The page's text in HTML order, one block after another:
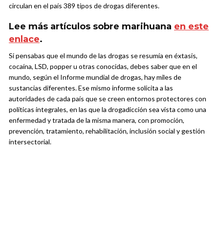
circulan en el país 389 tipos de drogas diferentes.
Lee más artículos sobre marihuana en este
enlace.
Si pensabas que el mundo de las drogas se resumía en éxtasis,
cocaína, LSD, popper u otras conocidas, debes saber que en el
mundo, según el Informe mundial de drogas, hay miles de
sustancias diferentes. Ese mismo informe solicita a las
autoridades de cada país que se creen entornos protectores con
políticas integrales, en las que la drogadicción sea vista como una
enfermedad y tratada de la misma manera, con promoción,
prevención, tratamiento, rehabilitación, inclusión social y gestión
intersectorial.